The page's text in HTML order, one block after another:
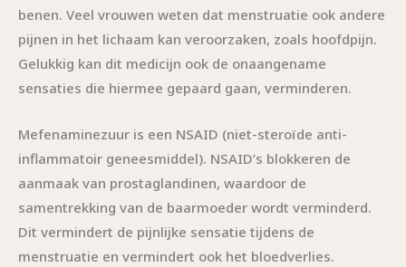
benen. Veel vrouwen weten dat menstruatie ook andere
pijnen in het lichaam kan veroorzaken, zoals hoofdpijn.
Gelukkig kan dit medicijn ook de onaangename
sensaties die hiermee gepaard gaan, verminderen.
Mefenaminezuur is een NSAID (niet-steroïde anti-
inflammatoir geneesmiddel). NSAID’s blokkeren de
aanmaak van prostaglandinen, waardoor de
samentrekking van de baarmoeder wordt verminderd.
Dit vermindert de pijnlijke sensatie tijdens de
menstruatie en vermindert ook het bloedverlies.